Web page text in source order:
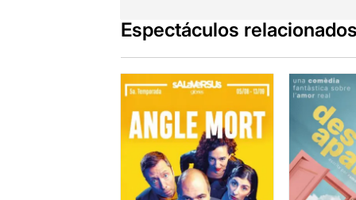
Espectáculos